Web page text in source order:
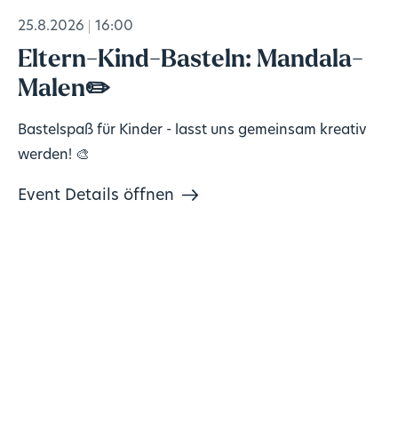
25.8.2026 16:00
Eltern-Kind-Basteln: Mandala-
Malen✏️
Bastelspaß für Kinder - lasst uns gemeinsam kreativ
werden! 🎨
Event Details öffnen